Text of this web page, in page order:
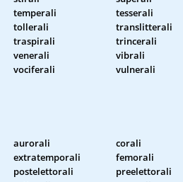
temperali
tesserali
tollerali
translitterali
traspirali
trincerali
venerali
vibrali
vociferali
vulnerali
aurorali
corali
extratemporali
femorali
postelettorali
preelettorali